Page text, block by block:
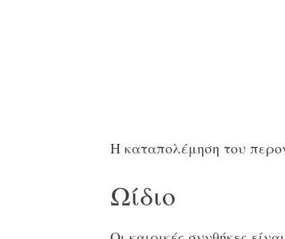
Η καταπολέμηση του
Ωίδιο